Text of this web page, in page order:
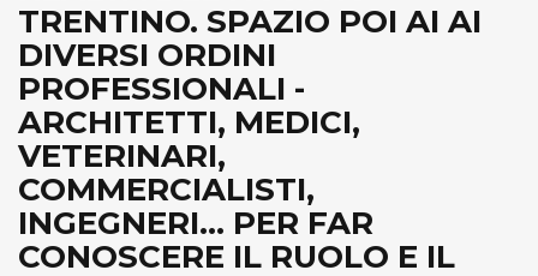
TRENTINO. SPAZIO POI AI AI
DIVERSI ORDINI
PROFESSIONALI -
ARCHITETTI, MEDICI,
VETERINARI,
COMMERCIALISTI,
INGEGNERI... PER FAR
CONOSCERE IL RUOLO E IL